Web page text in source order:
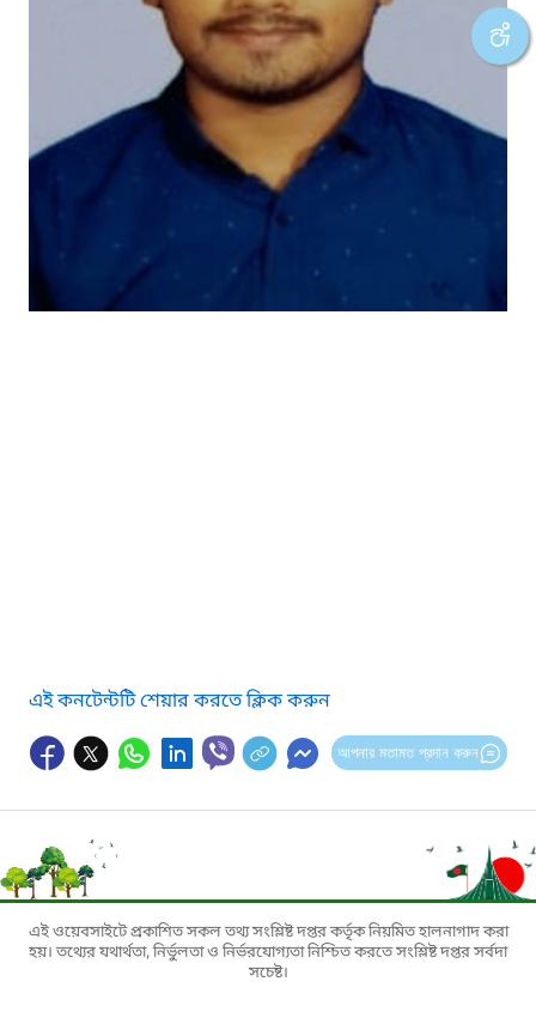
এই কনটেন্টটি শেয়ার করতে ক্লিক করুন
আপনার মতামত প্রদান করুন
এই ওয়েবসাইটে প্রকাশিত সকল তথ্য সংশ্লিষ্ট দপ্তর কর্তৃক নিয়মিত হালনাগাদ করা
হয়। তথ্যের যথার্থতা, নির্ভুলতা ও নির্ভরযোগ্যতা নিশ্চিত করতে সংশ্লিষ্ট দপ্তর সর্বদা
সচেষ্ট।